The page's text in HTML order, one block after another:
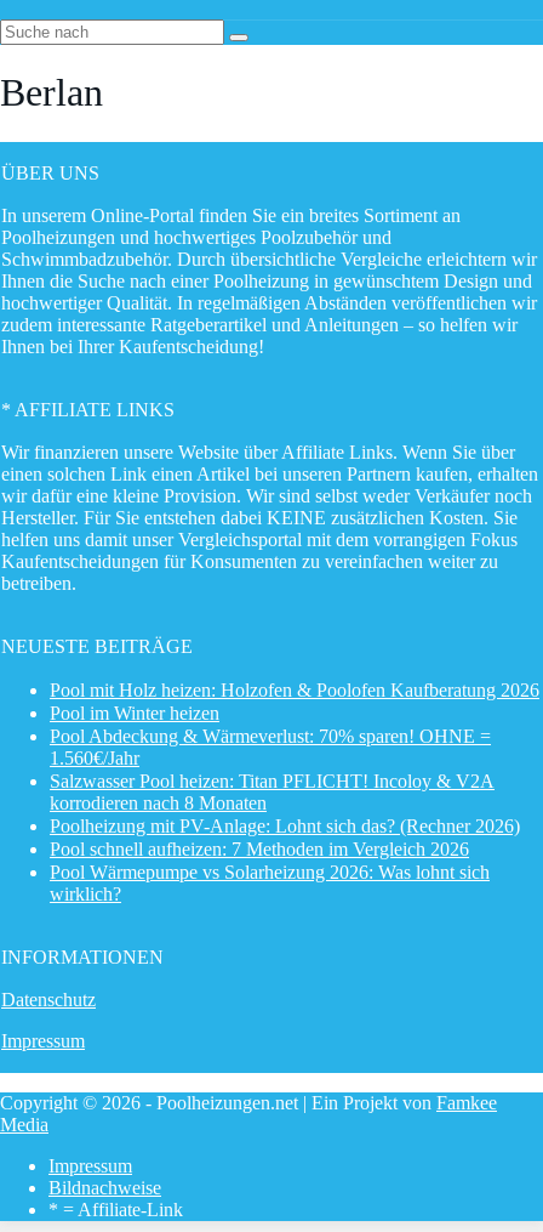
Berlan
ÜBER UNS
In unserem Online-Portal finden Sie ein breites Sortiment an
Poolheizungen und hochwertiges Poolzubehör und
Schwimmbadzubehör. Durch übersichtliche Vergleiche erleichtern wir
Ihnen die Suche nach einer Poolheizung in gewünschtem Design und
hochwertiger Qualität. In regelmäßigen Abständen veröffentlichen wir
zudem interessante Ratgeberartikel und Anleitungen – so helfen wir
Ihnen bei Ihrer Kaufentscheidung!
* AFFILIATE LINKS
Wir finanzieren unsere Website über Affiliate Links. Wenn Sie über
einen solchen Link einen Artikel bei unseren Partnern kaufen, erhalten
wir dafür eine kleine Provision. Wir sind selbst weder Verkäufer noch
Hersteller. Für Sie entstehen dabei KEINE zusätzlichen Kosten. Sie
helfen uns damit unser Vergleichsportal mit dem vorrangigen Fokus
Kaufentscheidungen für Konsumenten zu vereinfachen weiter zu
betreiben.
NEUESTE BEITRÄGE
Pool mit Holz heizen: Holzofen & Poolofen Kaufberatung 2026
Pool im Winter heizen
Pool Abdeckung & Wärmeverlust: 70% sparen! OHNE =
1.560€/Jahr
Salzwasser Pool heizen: Titan PFLICHT! Incoloy & V2A
korrodieren nach 8 Monaten
Poolheizung mit PV-Anlage: Lohnt sich das? (Rechner 2026)
Pool schnell aufheizen: 7 Methoden im Vergleich 2026
Pool Wärmepumpe vs Solarheizung 2026: Was lohnt sich
wirklich?
INFORMATIONEN
Datenschutz
Impressum
Copyright © 2026 - Poolheizungen.net | Ein Projekt von Famkee
Media
Impressum
Bildnachweise
* = Affiliate-Link